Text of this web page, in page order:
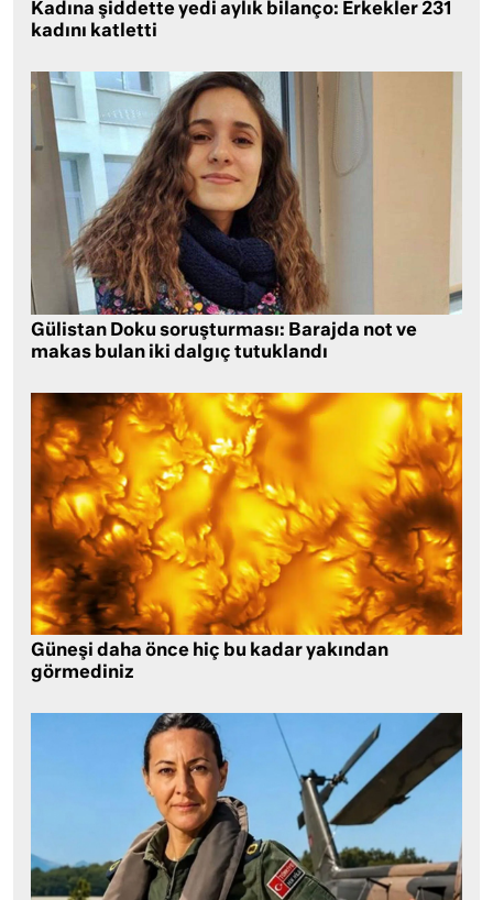
Kadına şiddette yedi aylık bilanço: Erkekler 231
kadını katletti
Gülistan Doku soruşturması: Barajda not ve
makas bulan iki dalgıç tutuklandı
Güneşi daha önce hiç bu kadar yakından
görmediniz